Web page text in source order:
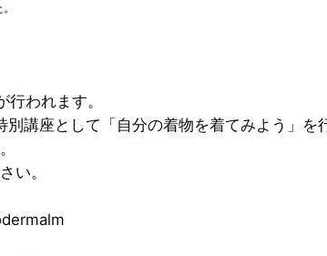
われます。
講座として「自分の着物を着てみよう」を
い。